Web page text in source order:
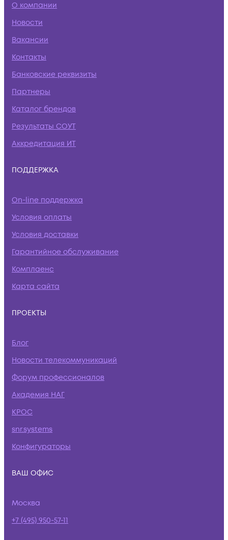
О компании
Новости
Вакансии
Контакты
Банковские реквизиты
Партнеры
Каталог брендов
Результаты СОУТ
Аккредитация ИТ
ПОДДЕРЖКА
On-line поддержка
Условия оплаты
Условия доставки
Гарантийное обслуживание
Комплаенс
Карта сайта
ПРОЕКТЫ
Блог
Новости телекоммуникаций
Форум профессионалов
Академия НАГ
КРОС
snr.systems
Конфигураторы
ВАШ ОФИС
Москва
+7 (495) 950-57-11